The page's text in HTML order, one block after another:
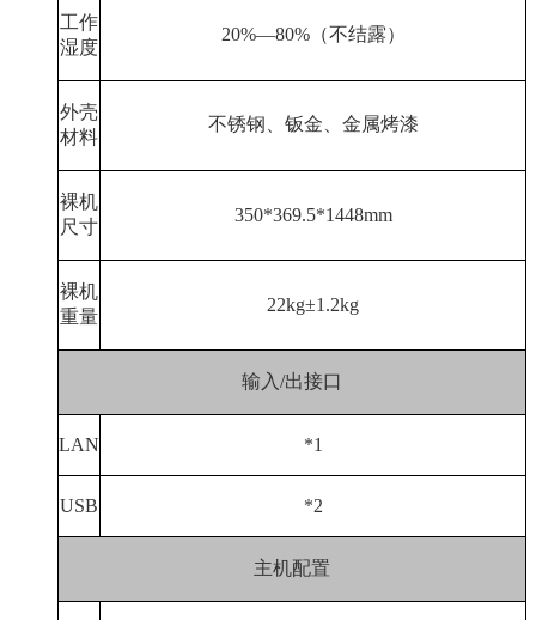
工作
湿度
20%—80%（不结露）
外壳
材料
不锈钢、钣金、金属烤漆
裸机
尺寸
350*369.5*1448mm
裸机
重量
22kg±1.2kg
输入/出接口
LAN *1
USB *2
主机配置